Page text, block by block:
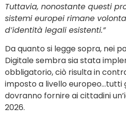
Tuttavia, nonostante questi
sistemi europei rimane
d’identità legali esistenti.”
Da quanto si legge sopra, nei
Digitale sembra sia stata
obbligatorio, ciò risulta in
imposto a livello europeo…tutti
dovranno fornire ai cittadini
2026.